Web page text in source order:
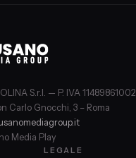
S.r.l. — P. IVA 11489861002
Carlo Gnocchi, 3 – Roma
Media Play
LEGALE